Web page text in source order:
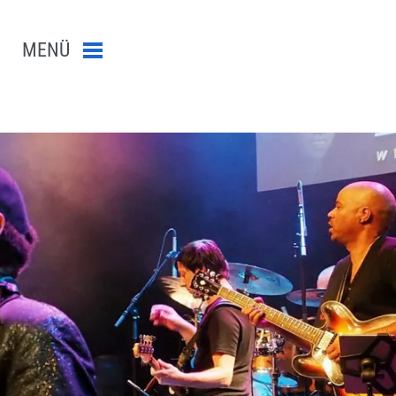
abschicken
MENÜ Menü schließen